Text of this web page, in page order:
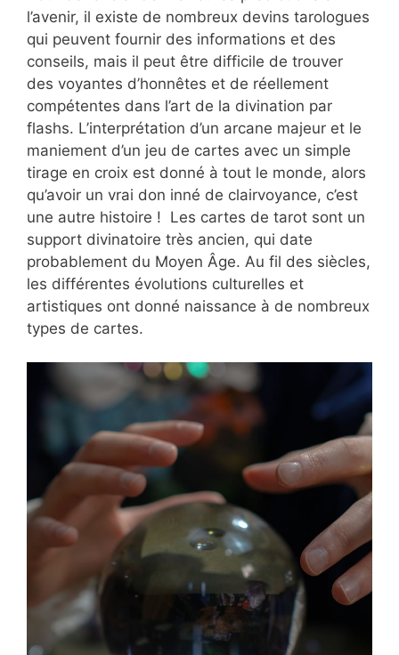
l’avenir, il existe de nombreux devins tarologues
qui peuvent fournir des informations et des
conseils, mais il peut être difficile de trouver
des voyantes d’honnêtes et de réellement
compétentes dans l’art de la divination par
flashs. L’interprétation d’un arcane majeur et le
maniement d’un jeu de cartes avec un simple
tirage en croix est donné à tout le monde, alors
qu’avoir un vrai don inné de clairvoyance, c’est
une autre histoire ! Les cartes de tarot sont un
support divinatoire très ancien, qui date
probablement du Moyen Âge. Au fil des siècles,
les différentes évolutions culturelles et
artistiques ont donné naissance à de nombreux
types de cartes.